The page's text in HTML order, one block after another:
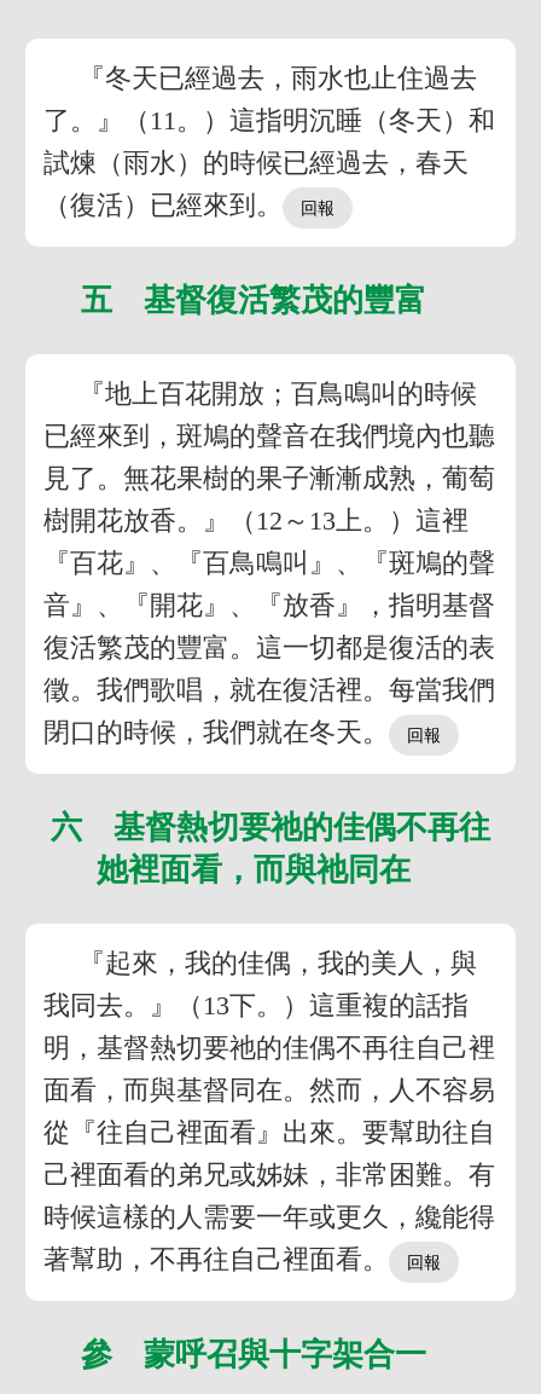
『冬天已經過去，雨水也止住過去
了。』（11。）這指明沉睡（冬天）和
試煉（雨水）的時候已經過去，春天
（復活）已經來到。
五 基督復活繁茂的豐富
『地上百花開放；百鳥鳴叫的時候
已經來到，斑鳩的聲音在我們境內也聽
見了。無花果樹的果子漸漸成熟，葡萄
樹開花放香。』（12～13上。）這裡
『百花』、『百鳥鳴叫』、『斑鳩的聲
音』、『開花』、『放香』，指明基督
復活繁茂的豐富。這一切都是復活的表
徵。我們歌唱，就在復活裡。每當我們
閉口的時候，我們就在冬天。
六 基督熱切要祂的佳偶不再往
她裡面看，而與祂同在
『起來，我的佳偶，我的美人，與
我同去。』（13下。）這重複的話指
明，基督熱切要祂的佳偶不再往自己裡
面看，而與基督同在。然而，人不容易
從『往自己裡面看』出來。要幫助往自
己裡面看的弟兄或姊妹，非常困難。有
時候這樣的人需要一年或更久，纔能得
著幫助，不再往自己裡面看。
參 蒙呼召與十字架合一